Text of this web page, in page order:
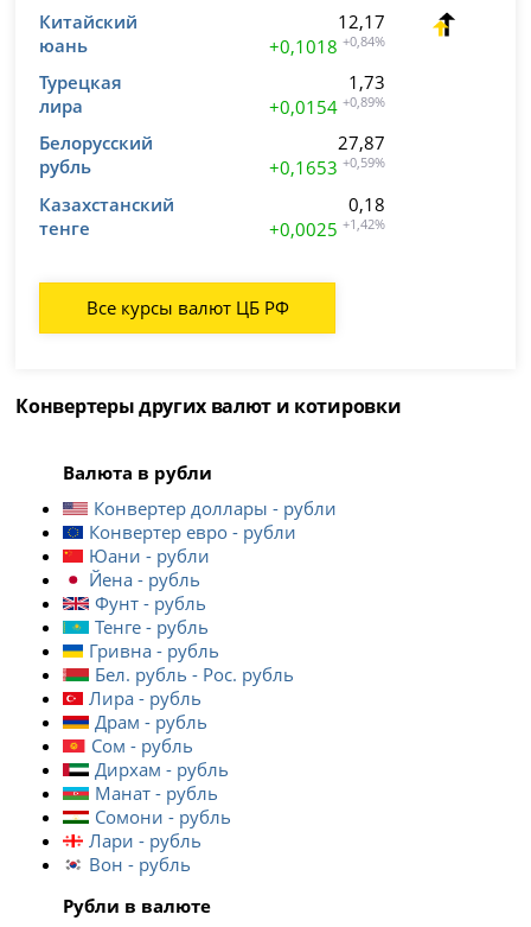
Китайский
юань
12,17
+0,1018 +0,84%
Турецкая
лира
1,73
+0,0154 +0,89%
Белорусский
рубль
27,87
+0,1653 +0,59%
Казахстанский
тенге
0,18
+0,0025 +1,42%
Все курсы валют ЦБ РФ
Конвертеры других валют и котировки
Валюта в рубли
Конвертер доллары - рубли
Конвертер евро - рубли
Юани - рубли
Йена - рубль
Фунт - рубль
Тенге - рубль
Гривна - рубль
Бел. рубль - Рос. рубль
Лира - рубль
Драм - рубль
Сом - рубль
Дирхам - рубль
Манат - рубль
Сомони - рубль
Лари - рубль
Вон - рубль
Рубли в валюте